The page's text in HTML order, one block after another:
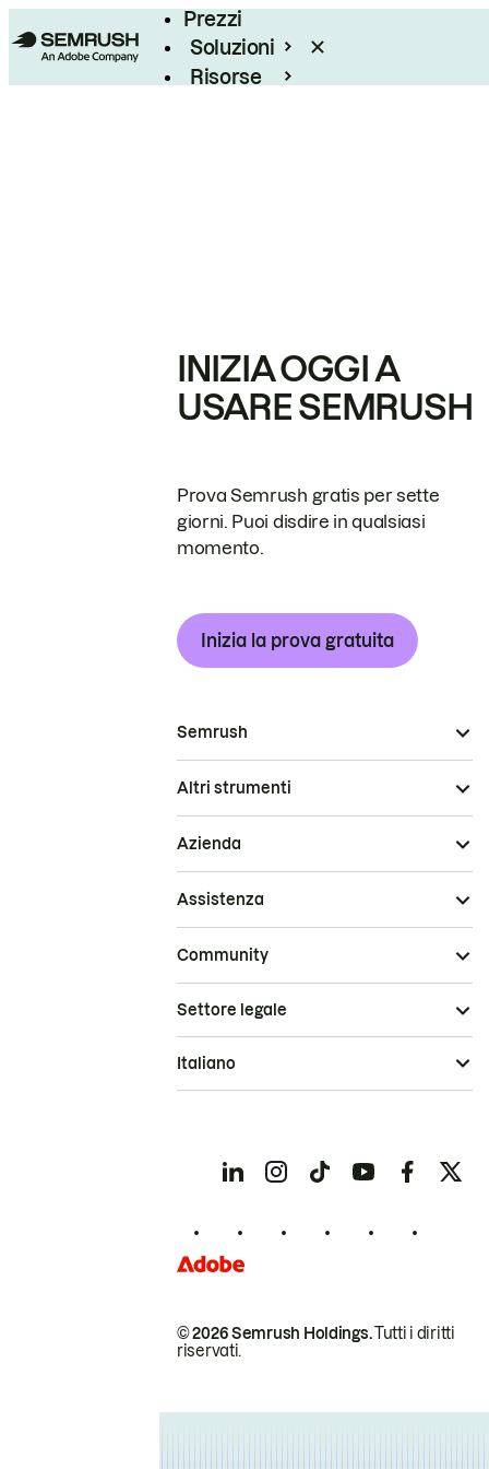
Prezzi
Soluzioni
Risorse
INIZIA OGGI A
USARE SEMRUSH
Prova Semrush gratis per sette
giorni. Puoi disdire in qualsiasi
momento.
Inizia la prova gratuita
Semrush
Altri strumenti
Azienda
Assistenza
Community
© 2026 Semrush Holdings.Tutti i diritti
riservati.
Settore legale
Italiano